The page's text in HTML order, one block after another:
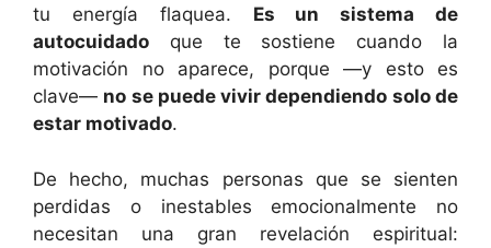
tu energía flaquea. Es un sistema de
autocuidado que te sostiene cuando la
motivación no aparece, porque —y esto es
clave— no se puede vivir dependiendo solo de
estar motivado.
De hecho, muchas personas que se sienten
perdidas o inestables emocionalmente no
necesitan una gran revelación espiritual: